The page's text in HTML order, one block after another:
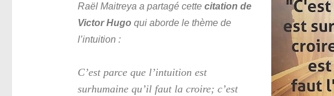
Raël Maitreya a partagé cette citation de
Victor Hugo qui aborde le thème de
l’intuition :
C’est parce que l’intuition est
surhumaine qu’il faut la croire; c’est